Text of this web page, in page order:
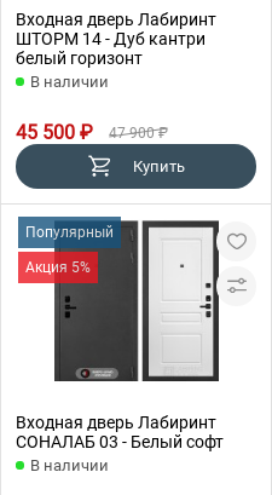
Входная дверь Лабиринт
ШТОРМ 14 - Дуб кантри
белый горизонт
В наличии
45 500 ₽ 47 900 ₽
Купить
Популярный
Акция 5%
Входная дверь Лабиринт
СОНАЛАБ 03 - Белый софт
В наличии